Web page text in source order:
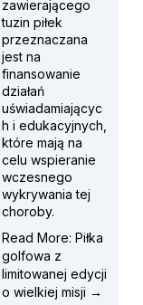
zawierającego
tuzin piłek
przeznaczana
jest na
finansowanie
działań
uświadamiającyc
h i edukacyjnych,
które mają na
celu wspieranie
wczesnego
wykrywania tej
choroby.
Read More: Piłka
golfowa z
limitowanej edycji
o wielkiej misji →